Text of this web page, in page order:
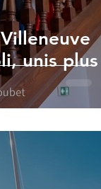
unis plus